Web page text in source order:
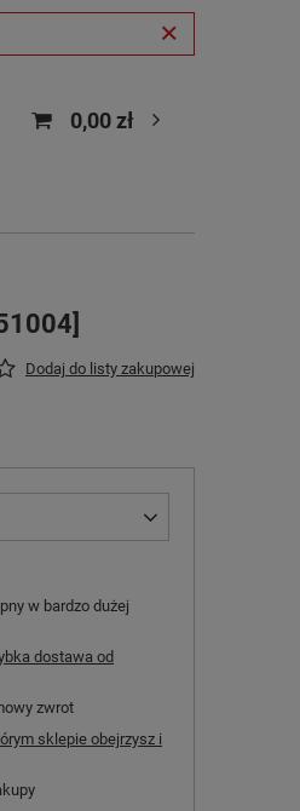
0,00 zł
Dodaj do listy zakupowej
w bardzo dużej
dostawa od
zwrot
sklepie obejrzysz i